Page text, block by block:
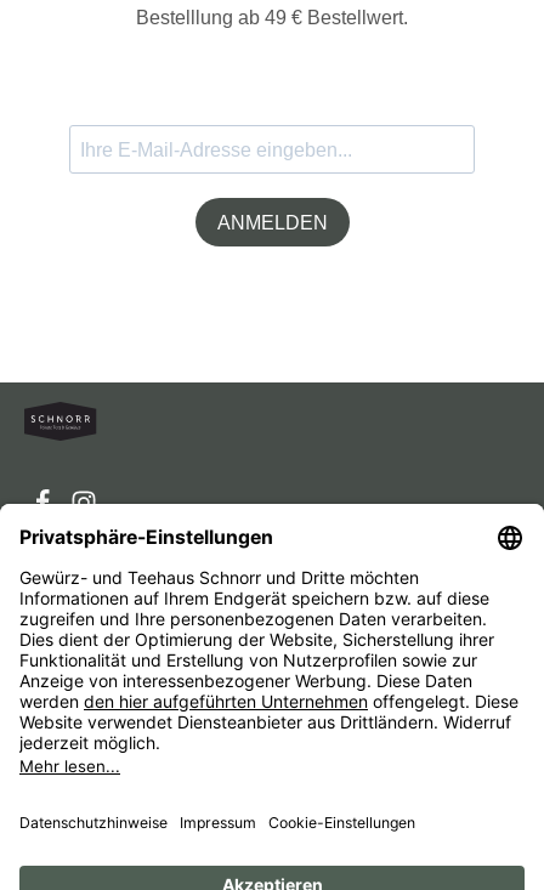
Bestelllung ab 49 € Bestellwert.
ANMELDEN
Service-Hotline
Service
Unternehmen
Alle Preise inkl. gesetzl. Mehrwertsteuer zzgl.
anders angegeben.
ImpressumAGBWiderrufsbelehrungenDatenschutz